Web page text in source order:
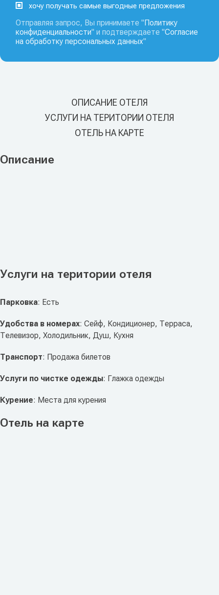
хочу получать самые выгодные предложения
Отправляя запрос, Вы принимаете " Политику
конфиденциальности" и подтверждаете "Согласие
на обработку персональных данных"
ОПИСАНИЕ ОТЕЛЯ
УСЛУГИ НА ТЕРИТОРИИ ОТЕЛЯ
ОТЕЛЬ НА КАРТЕ
Описание
Услуги на територии отеля
Парковка: Есть
Удобства в номерах: Сейф, Кондиционер, Терраса,
Телевизор, Холодильник, Душ, Кухня
Транспорт: Продажа билетов
Услуги по чистке одежды: Глажка одежды
Курение: Места для курения
Отель на карте